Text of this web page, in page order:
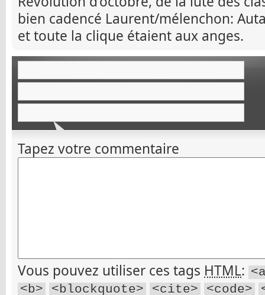
bien cadencé Laurent/mélenchon:
et toute la clique étaient aux anges.
Tapez votre commentaire
Vous pouvez utiliser ces tags HTML:
<b>
<blockquote> <cite> <code>